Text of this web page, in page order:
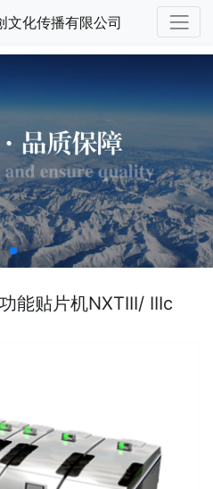
文化传播有限公司
能贴片机NXTIII/ IIIc